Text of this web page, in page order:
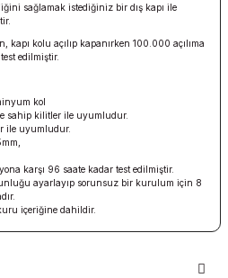
sağlamak istediğiniz bir dış kapı ile
kolu açılıp kapanırken 100.000 açılıma
edilmiştir.
kol
sahip kilitler ile uyumludur.
ile uyumludur.
karşı 96 saate kadar test edilmiştir.
ayarlayıp sorunsuz bir kurulum için 8
içeriğine dahildir.